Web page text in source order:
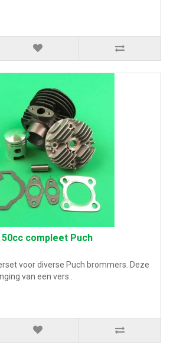
compleet Puch
voor diverse Puch brommers. Deze
van een vers..